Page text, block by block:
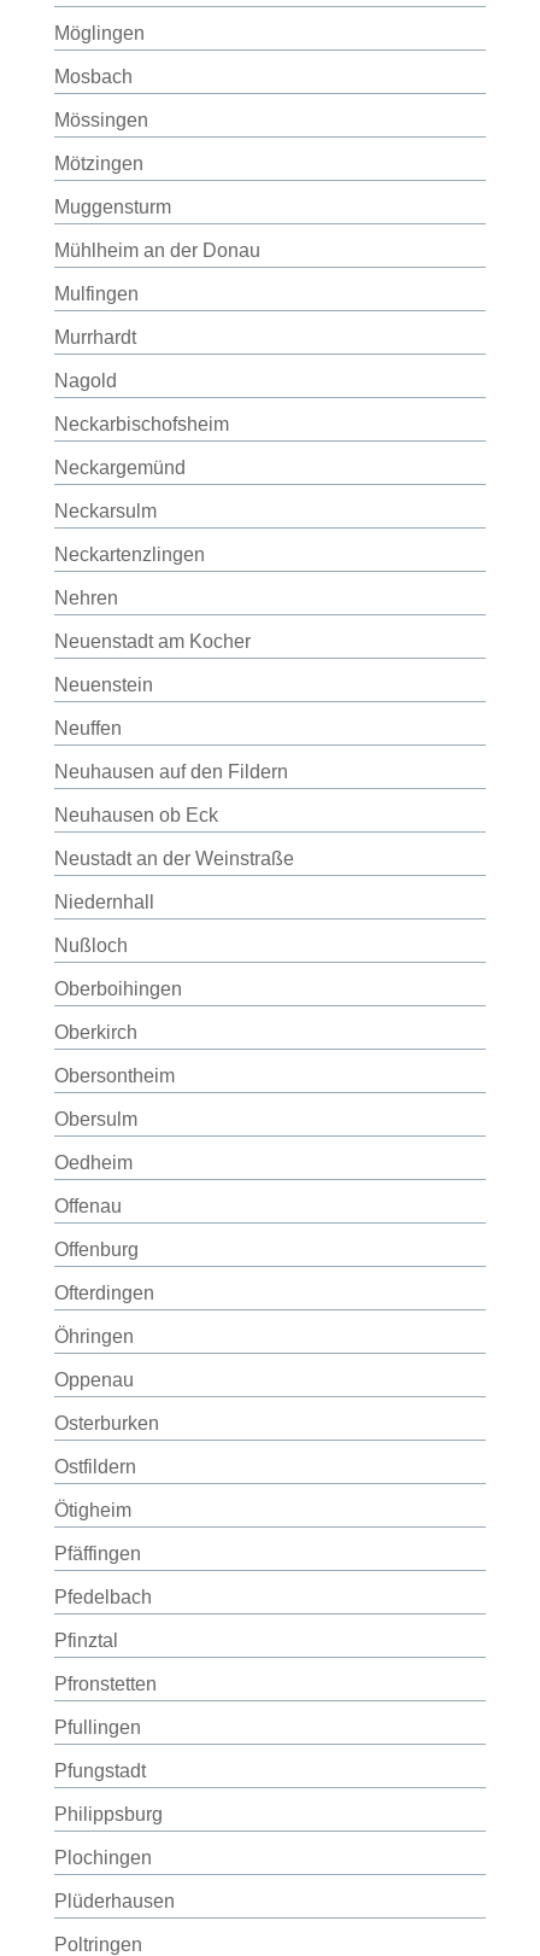
Möglingen
Mosbach
Mössingen
Mötzingen
Muggensturm
Mühlheim an der Donau
Mulfingen
Murrhardt
Nagold
Neckarbischofsheim
Neckargemünd
Neckarsulm
Neckartenzlingen
Nehren
Neuenstadt am Kocher
Neuenstein
Neuffen
Neuhausen auf den Fildern
Neuhausen ob Eck
Neustadt an der Weinstraße
Niedernhall
Nußloch
Oberboihingen
Oberkirch
Obersontheim
Obersulm
Oedheim
Offenau
Offenburg
Ofterdingen
Öhringen
Oppenau
Osterburken
Ostfildern
Ötigheim
Pfäffingen
Pfedelbach
Pfinztal
Pfronstetten
Pfullingen
Pfungstadt
Philippsburg
Plochingen
Plüderhausen
Poltringen